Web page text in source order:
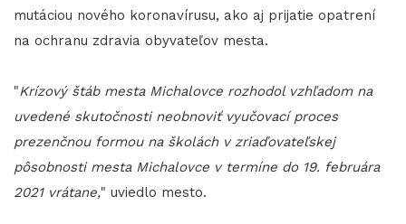
mutáciou nového koronavírusu, ako aj prijatie opatrení
na ochranu zdravia obyvateľov mesta.
"Krízový štáb mesta Michalovce rozhodol vzhľadom na
uvedené skutočnosti neobnoviť vyučovací proces
prezenčnou formou na školách v zriaďovateľskej
pôsobnosti mesta Michalovce v termíne do 19. februára
2021 vrátane," uviedlo mesto.